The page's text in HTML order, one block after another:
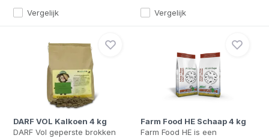
Vergelijk Vergelijk
DARF VOL Kalkoen 4 kg
DARF Vol geperste brokken
Farm Food HE Schaap 4 kg
Farm Food HE is een